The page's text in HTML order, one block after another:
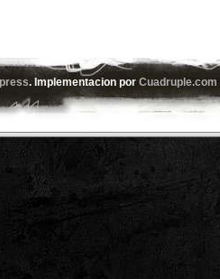
. Implementacion porCuadruple.com